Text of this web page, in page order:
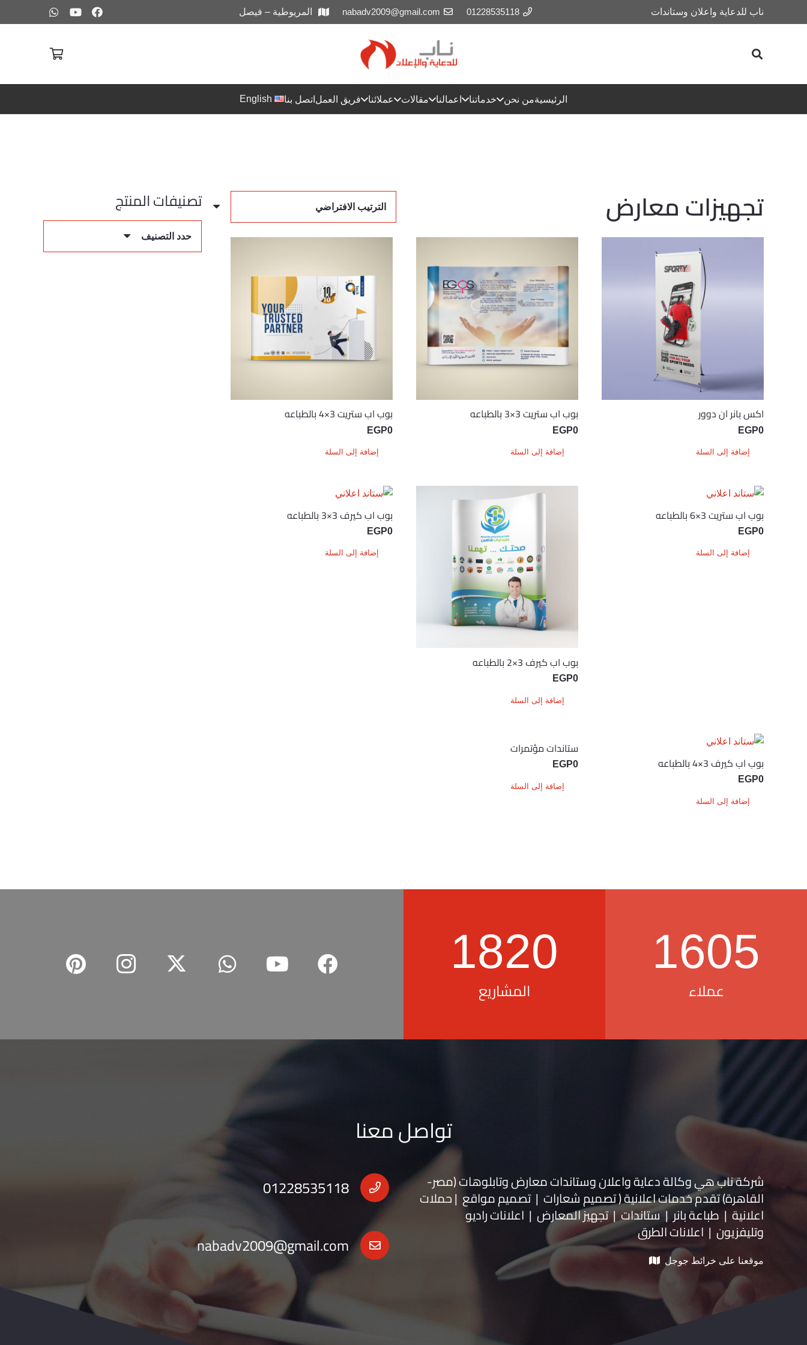
ناب للدعاية واعلان وستاندات 01228535118
nabadv2009@gmail.com المريوطية – فيصل
الرئيسيةمن نحن خدماتنا اعمالنا مقالات عملائنا فريق العمل اتصل بنا English
تجهيزات معارض
اكس بانر ان دوور
EGP0
إضافة إلى السلة
بوب اب ستريت 3×3 بالطباعه
EGP0
إضافة إلى السلة
بوب اب ستريت 3×4 بالطباعه
EGP0
إضافة إلى السلة
بوب اب ستريت 3×6 بالطباعه
EGP0
إضافة إلى السلة
بوب اب كيرف 3×2 بالطباعه
EGP0
إضافة إلى السلة
بوب اب كيرف 3×3 بالطباعه
EGP0
إضافة إلى السلة
بوب اب كيرف 3×4 بالطباعه
EGP0
إضافة إلى السلة
ستاندات مؤتمرات
EGP0
إضافة إلى السلة
تصنيفات المنتج
حدد التصنيف
1605
عملاء
1820
المشاريع
تواصل معنا
شركة ناب هي وكالة دعاية واعلان وستاندات معارضوتابلوهات(مصر-
القاهرة) تقدم خدمات اعلانية ( تصميم شعارات | تصميم مواقع | حملات
اعلانية | طباعة بانر | ستاندات | تجهيز المعارض | اعلانات راديو
وتليفزيون | اعلانات الطرق
موقعنا على خرائط جوجل
01228535118
nabadv2009@gmail.com